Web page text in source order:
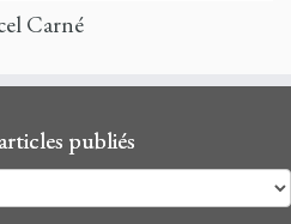
Carné
publiés